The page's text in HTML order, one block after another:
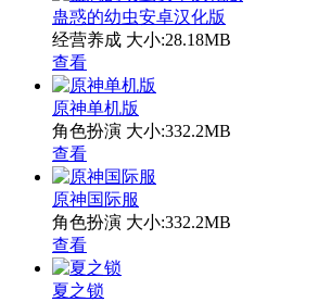
蛊惑的幼虫安卓汉化版
经营养成 大小:28.18MB
查看
原神单机版
角色扮演 大小:332.2MB
查看
原神国际服
角色扮演 大小:332.2MB
查看
夏之锁